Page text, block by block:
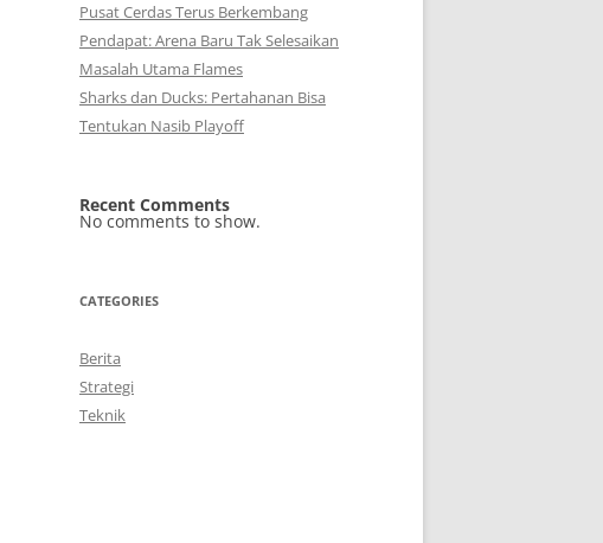
Pusat Cerdas Terus Berkembang
Pendapat: Arena Baru Tak Selesaikan
Masalah Utama Flames
Sharks dan Ducks: Pertahanan Bisa
Tentukan Nasib Playoff
Recent Comments
No comments to show.
CATEGORIES
Berita
Strategi
Teknik